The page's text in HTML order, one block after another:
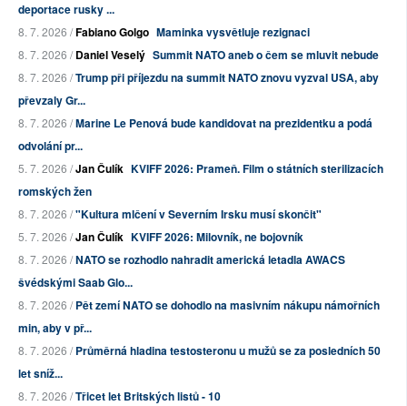
deportace rusky ...
8. 7. 2026 /Fabiano Golgo Maminka vysvětluje rezignaci
8. 7. 2026 /Daniel Veselý Summit NATO aneb o čem se mluvit nebude
8. 7. 2026 /Trump při příjezdu na summit NATO znovu vyzval USA, aby
převzaly Gr...
8. 7. 2026 /Marine Le Penová bude kandidovat na prezidentku a podá
odvolání pr...
5. 7. 2026 /Jan Čulík KVIFF 2026: Prameň. Film o státních sterilizacích
romských žen
8. 7. 2026 /"Kultura mlčení v Severním Irsku musí skončit"
5. 7. 2026 /Jan Čulík KVIFF 2026: Milovník, ne bojovník
8. 7. 2026 /NATO se rozhodlo nahradit americká letadla AWACS
švédskými Saab Glo...
8. 7. 2026 /Pět zemí NATO se dohodlo na masivním nákupu námořních
min, aby v př...
8. 7. 2026 /Průměrná hladina testosteronu u mužů se za posledních 50
let sníž...
8. 7. 2026 /Třicet let Britských listů - 10